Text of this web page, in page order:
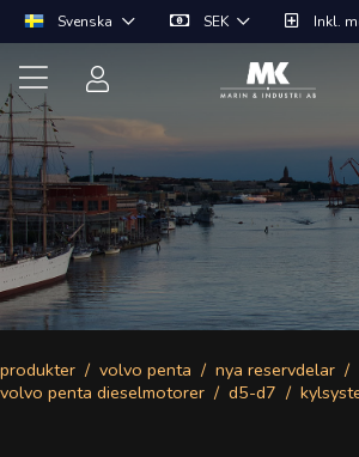
Svenska SEK Inkl.
produkter volvo penta
nya reservdelar
volvo penta dieselmotorer
d5-d7